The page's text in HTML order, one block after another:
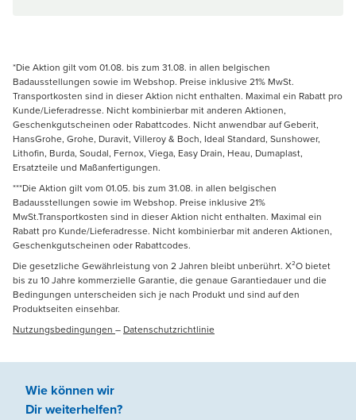
*Die Aktion gilt vom 01.08. bis zum 31.08. in allen belgischen
Badausstellungen sowie im Webshop. Preise inklusive 21% MwSt.
Transportkosten sind in dieser Aktion nicht enthalten. Maximal ein Rabatt pro
Kunde/Lieferadresse. Nicht kombinierbar mit anderen Aktionen,
Geschenkgutscheinen oder Rabattcodes. Nicht anwendbar auf Geberit,
HansGrohe, Grohe, Duravit, Villeroy & Boch, Ideal Standard, Sunshower,
Lithofin, Burda, Soudal, Fernox, Viega, Easy Drain, Heau, Dumaplast,
Ersatzteile und Maßanfertigungen.
***Die Aktion gilt vom 01.05. bis zum 31.08. in allen belgischen
Badausstellungen sowie im Webshop. Preise inklusive 21%
MwSt.Transportkosten sind in dieser Aktion nicht enthalten. Maximal ein
Rabatt pro Kunde/Lieferadresse. Nicht kombinierbar mit anderen Aktionen,
Geschenkgutscheinen oder Rabattcodes.
Die gesetzliche Gewährleistung von 2 Jahren bleibt unberührt. X²O bietet
bis zu 10 Jahre kommerzielle Garantie, die genaue Garantiedauer und die
Bedingungen unterscheiden sich je nach Produkt und sind auf den
Produktseiten einsehbar.
Nutzungsbedingungen – Datenschutzrichtlinie
Wie können wir
Dir weiterhelfen?